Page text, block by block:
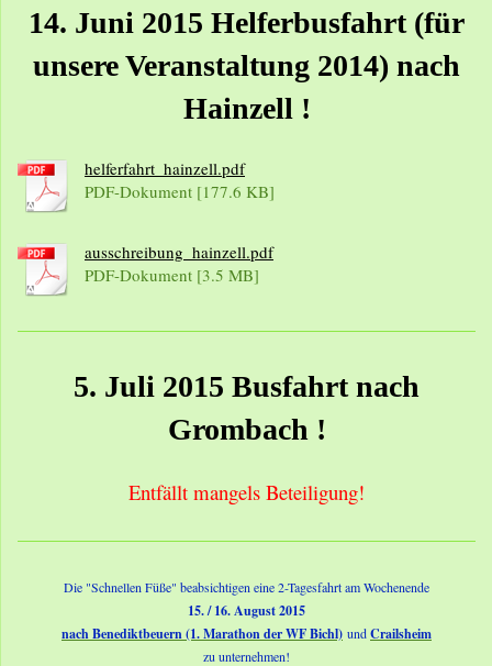
14. Juni 2015 Helferbusfahrt (für
unsere Veranstaltung 2014) nach
Hainzell !
helferfahrt_hainzell.pdf
PDF-Dokument [177.6 KB]
ausschreibung_hainzell.pdf
PDF-Dokument [3.5 MB]
5. Juli 2015 Busfahrt nach
Grombach !
Entfällt mangels Beteiligung!
Die "Schnellen Füße" beabsichtigen eine 2-Tagesfahrt am Wochenende
15. / 16. August 2015
nach Benediktbeuern (1. Marathon der WF Bichl) undCrailsheim
zu unternehmen!